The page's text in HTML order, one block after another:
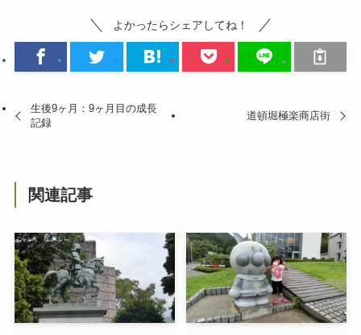
よかったらシェアしてね！
生後9ヶ月：9ヶ月目の成長
記録
道頓堀極楽商店街
関連記事